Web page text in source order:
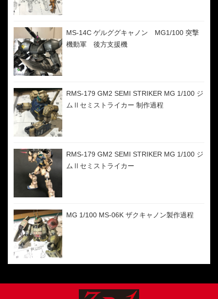
MS-14C ゲルググキャノン MG1/100 突撃
機動軍 後方支援機
RMS-179 GM2 SEMI STRIKER MG 1/100 ジ
ムⅡセミストライカー 制作過程
RMS-179 GM2 SEMI STRIKER MG 1/100 ジ
ムⅡセミストライカー
MG 1/100 MS-06K ザクキャノン製作過程